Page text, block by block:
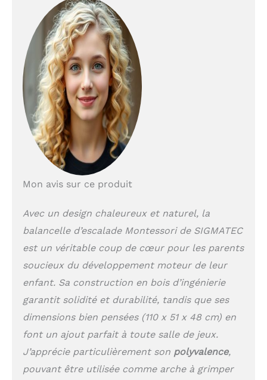
Mon avis sur ce produit
Avec un design chaleureux et naturel, la
balancelle d’escalade Montessori de SIGMATEC
est un véritable coup de cœur pour les parents
soucieux du développement moteur de leur
enfant. Sa construction en bois d’ingénierie
garantit solidité et durabilité, tandis que ses
dimensions bien pensées (110 x 51 x 48 cm) en
font un ajout parfait à toute salle de jeux.
J’apprécie particulièrement son polyvalence,
pouvant être utilisée comme arche à grimper